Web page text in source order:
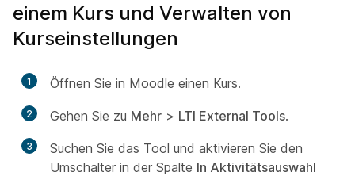
einem Kurs und Verwalten von
Kurseinstellungen
1 Öffnen Sie in Moodle einen Kurs.
2 Gehen Sie zu Mehr > LTI External Tools.
3
Suchen Sie das Tool und aktivieren Sie den
Umschalter in der Spalte In Aktivitätsauswahl